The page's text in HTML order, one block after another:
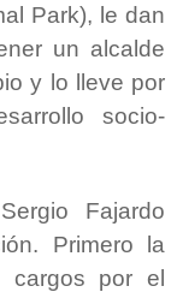
Park), le dan
un alcalde
y lo lleve por
socio-
Fajardo
Primero la
cargos por el